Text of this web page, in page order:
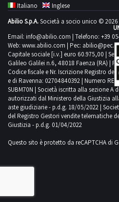
La
portella
scendi
deve
essere
aggiustata
e
il
pistone
ad
aria
banco
Corredo
utensileria
Scarica
i
documenti
dalla
sezione
documentazione
lotto
Italiano
Inglese
Abilio S.p.A.Società a socio unico © 2026
Email: info@abilio.com | Telefono: +39
Web: www.abilio.com | Pec:
Capitale sociale [i.v.] euro 60.975,00 |
Galileo Galilei n.6, 48018 Faenza (RA) |
Codice fiscale e Nr. Iscrizione Registro
e di Ravenna: 02704840392 | Numero REA
SUBM70N | Società iscritta alla sezione A
autorizzati dal Ministero della Giustizia
aste giudiziarie - p.d.g. 18/05/2022 |
del Registro Gestori vendite telematiche
Giustizia - p.d.g. 01/04/2022
Questo sito è protetto da reCAPTCHA di